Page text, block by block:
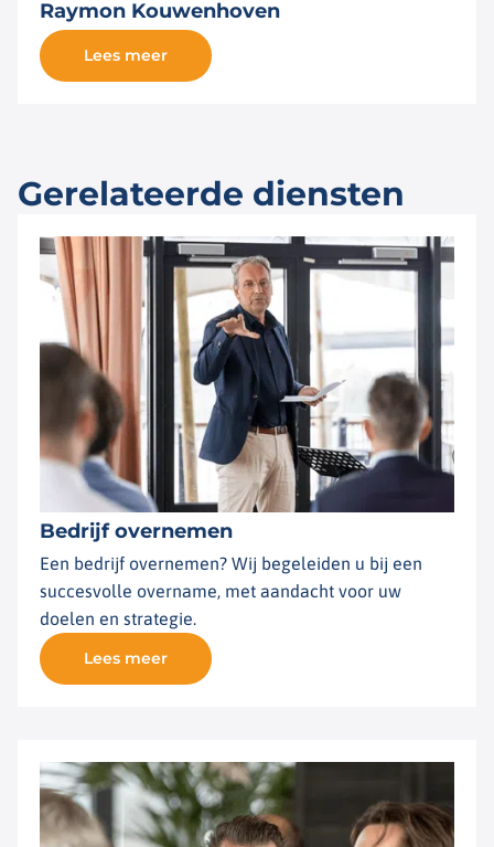
Raymon Kouwenhoven
Lees meer
Gerelateerde diensten
Bedrijf overnemen
Een bedrijf overnemen? Wij begeleiden u bij een
succesvolle overname, met aandacht voor uw
doelen en strategie.
Lees meer